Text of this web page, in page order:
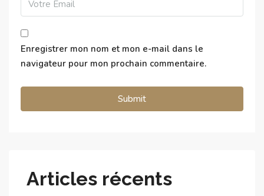
Enregistrer mon nom et mon e-mail dans le
navigateur pour mon prochain commentaire.
Articles récents